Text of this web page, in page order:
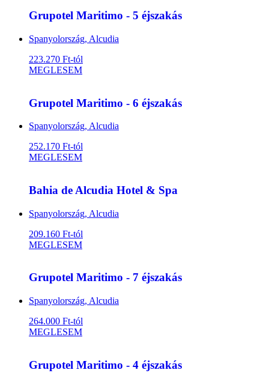
Grupotel Maritimo - 5 éjszakás
Spanyolország, Alcudia
223.270 Ft-tól
MEGLESEM
Grupotel Maritimo - 6 éjszakás
Spanyolország, Alcudia
252.170 Ft-tól
MEGLESEM
Bahia de Alcudia Hotel & Spa
Spanyolország, Alcudia
209.160 Ft-tól
MEGLESEM
Grupotel Maritimo - 7 éjszakás
Spanyolország, Alcudia
264.000 Ft-tól
MEGLESEM
Grupotel Maritimo - 4 éjszakás